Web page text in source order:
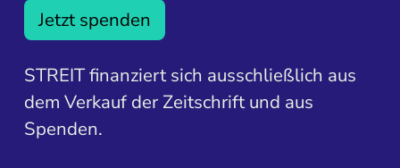
Jetzt spenden
STREIT finanziert sich ausschließlich aus
dem Verkauf der Zeitschrift und aus
Spenden.